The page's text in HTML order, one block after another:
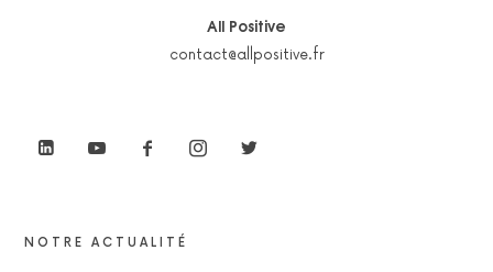
All Positive
contact@allpositive.fr
NOTRE ACTUALITÉ